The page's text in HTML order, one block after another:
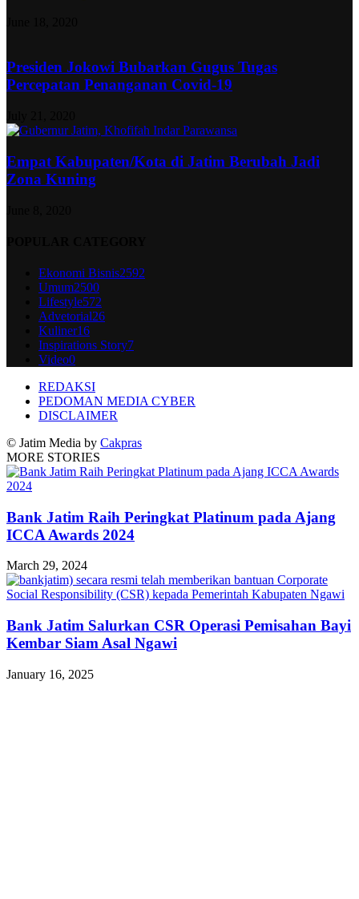
Presiden Jokowi Bubarkan Gugus Tugas
Percepatan Penanganan Covid-19
Empat Kabupaten/Kota di Jatim Berubah Jadi
Zona Kuning
Ekonomi Bisnis2592
Umum2500
Lifestyle572
Advetorial26
Kuliner16
Inspirations Story7
Video0
REDAKSI
PEDOMAN MEDIA CYBER
DISCLAIMER
© Jatim Media by Cakpras
MORE STORIES
Bank Jatim Raih Peringkat Platinum pada Ajang
ICCA Awards 2024
March 29, 2024
Bank Jatim Salurkan CSR Operasi Pemisahan Bayi
Kembar Siam Asal Ngawi
January 16, 2025